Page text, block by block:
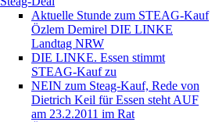
Aktuelle Stunde zum STEAG-Kauf
Özlem Demirel DIE LINKE
Landtag NRW
DIE LINKE. Essen stimmt
STEAG-Kauf zu
NEIN zum Steag-Kauf, Rede von
Dietrich Keil für Essen steht AUF
am 23.2.2011 im Rat